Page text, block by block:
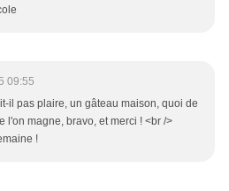
09:55
il pas plaire, un gâteau maison, quoi de
l'on magne, bravo, et merci ! <br />
!